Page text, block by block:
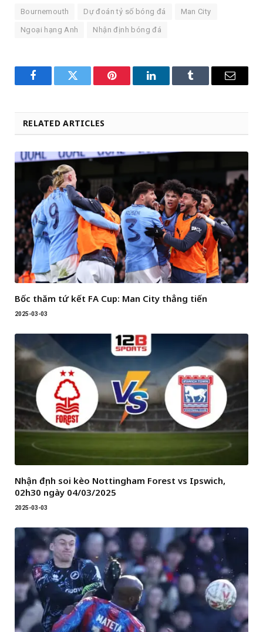
Bournemouth Dự đoán tỷ số bóng đá Man City
Ngoại hạng Anh Nhận định bóng đá
FacebookTwitter Pinterest LinkedInTumblr Email
RELATED ARTICLES
Bốc thăm tứ kết FA Cup: Man City thẳng tiến
2025-03-03
Nhận định soi kèo Nottingham Forest vs Ipswich,
02h30 ngày 04/03/2025
2025-03-03